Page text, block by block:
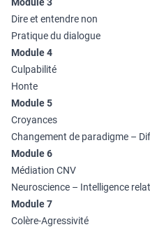
Dire et entendre non
Pratique du dialogue
Module 4
Culpabilité
Honte
Module 5
Croyances
Changement de paradigme –
Module 6
Médiation CNV
Neuroscience – Intelligence
Module 7
Colère-Agressivité